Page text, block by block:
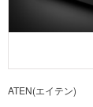
ATEN(エイテン)